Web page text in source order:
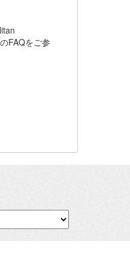
FAQをご参